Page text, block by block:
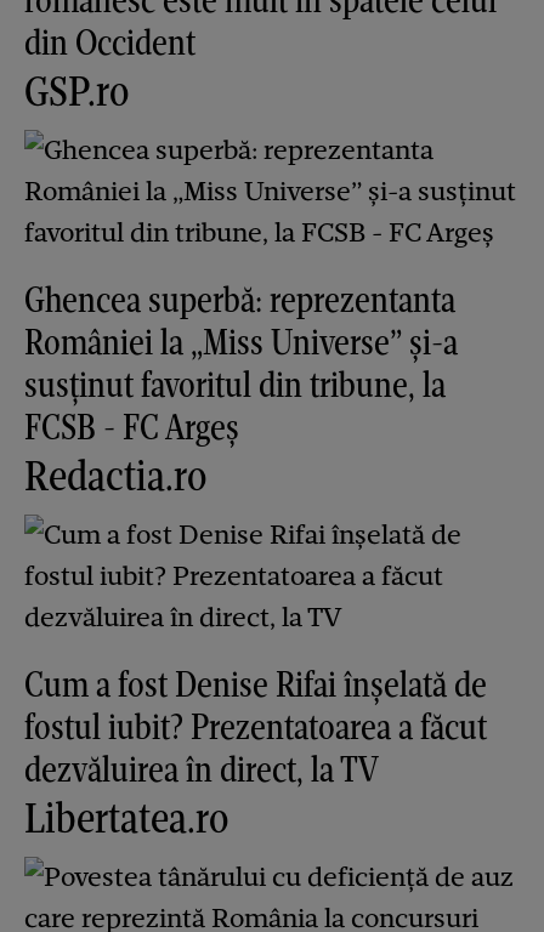
din Occident
GSP.ro
Ghencea superbă: reprezentanta
României la „Miss Universe” și-a
susținut favoritul din tribune, la
FCSB - FC Argeș
Redactia.ro
Cum a fost Denise Rifai înșelată de
fostul iubit? Prezentatoarea a făcut
dezvăluirea în direct, la TV
Libertatea.ro